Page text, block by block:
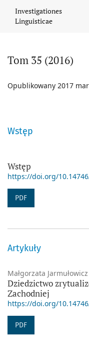
Investigationes
Linguisticae
Tom 35 (2016)
Opublikowany 2017
Wstęp
Wstęp
https://doi.org/
PDF
Artykuły
Małgorzata Jarmułowicz
Dziedzictwo
Zachodniej
https://doi.org/
PDF